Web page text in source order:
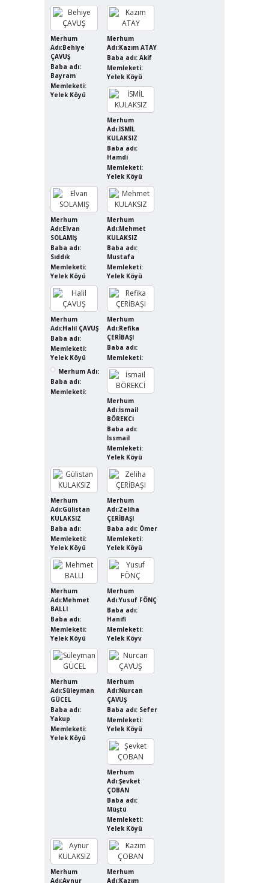
Merhum
Adı:Behiye
ÇAVUŞ
Baba adı:
Bayram
Memleketi:
Yelek Köyü
Merhum
Adı:Kazım ATAY
Baba adı: Akif
Memleketi:
Yelek Köyü
Merhum
Adı:İSMİL
KULAKSIZ
Baba adı:
Hamdi
Memleketi:
Yelek Köyü
Merhum
Adı:Elvan
SOLAMIŞ
Baba adı:
Sıddık
Memleketi:
Yelek Köyü
Merhum
Adı:Mehmet
KULAKSIZ
Baba adı:
Mustafa
Memleketi:
Yelek Köyü
Merhum
Adı:Halil ÇAVUŞ
Baba adı:
Memleketi:
Yelek Köyü
Merhum
Adı:Refika
ÇERİBAŞI
Baba adı:
Memleketi:
Merhum Adı:
Baba adı:
Memleketi:
Merhum
Adı:İsmail
BÖREKCİ
Baba adı:
İssmail
Memleketi:
Yelek Köyü
Merhum
Adı:Gülistan
KULAKSIZ
Baba adı:
Memleketi:
Yelek Köyü
Merhum
Adı:Zeliha
ÇERİBAŞI
Baba adı: Ömer
Memleketi:
Yelek Köyü
Merhum
Adı:Mehmet
BALLI
Baba adı:
Memleketi:
Yelek Köyü
Merhum
Adı:Yusuf FÖNÇ
Baba adı:
Hanifi
Memleketi:
Yelek Köyv
Merhum
Adı:Süleyman
GÜCEL
Baba adı:
Yakup
Memleketi:
Yelek Köyü
Merhum
Adı:Nurcan
ÇAVUŞ
Baba adı: Sefer
Memleketi:
Yelek Köyü
Merhum
Adı:Şevket
ÇOBAN
Baba adı:
Müştü
Memleketi:
Yelek Köyü
Merhum
Adı:Aynur
Merhum
Adı:Kazım